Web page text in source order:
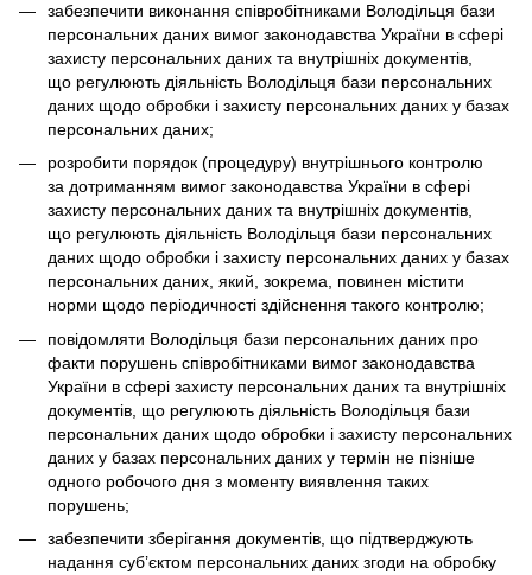
забезпечити виконання співробітниками Володільця бази
персональних даних вимог законодавства України в сфері
захисту персональних даних та внутрішніх документів,
що регулюють діяльність Володільця бази персональних
даних щодо обробки і захисту персональних даних у базах
персональних даних;
розробити порядок (процедуру) внутрішнього контролю
за дотриманням вимог законодавства України в сфері
захисту персональних даних та внутрішніх документів,
що регулюють діяльність Володільця бази персональних
даних щодо обробки і захисту персональних даних у базах
персональних даних, який, зокрема, повинен містити
норми щодо періодичності здійснення такого контролю;
повідомляти Володільця бази персональних даних про
факти порушень співробітниками вимог законодавства
України в сфері захисту персональних даних та внутрішніх
документів, що регулюють діяльність Володільця бази
персональних даних щодо обробки і захисту персональних
даних у базах персональних даних у термін не пізніше
одного робочого дня з моменту виявлення таких
порушень;
забезпечити зберігання документів, що підтверджують
надання суб’єктом персональних даних згоди на обробку